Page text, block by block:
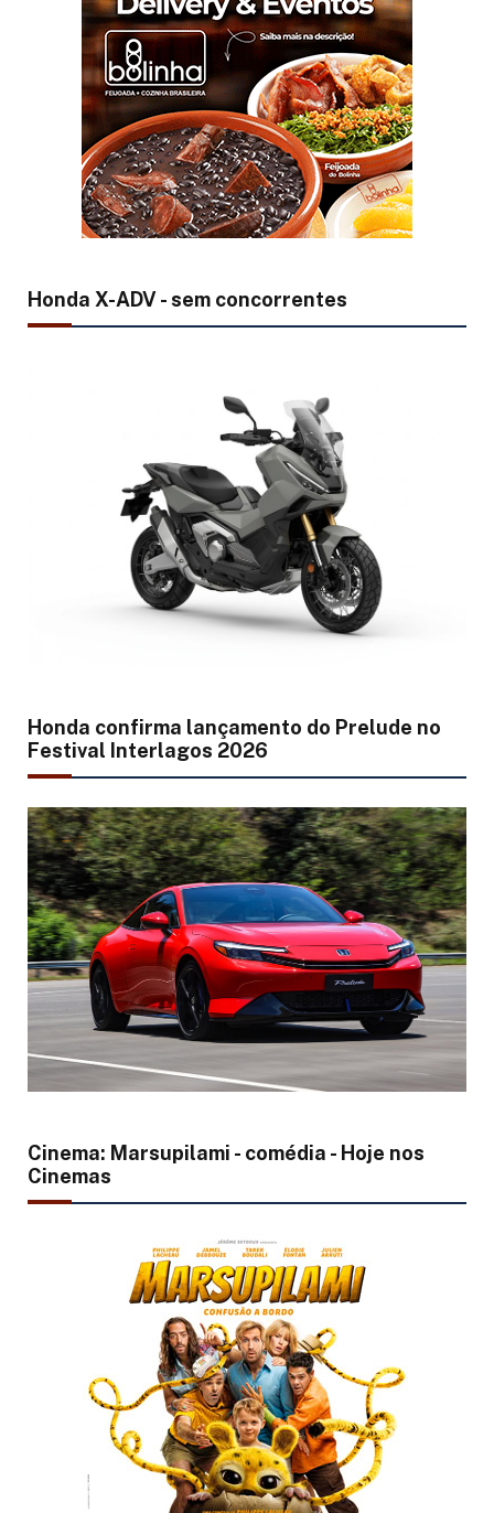
Honda X-ADV - sem concorrentes
Honda confirma lançamento do Prelude no
Festival Interlagos 2026
Cinema: Marsupilami - comédia - Hoje nos
Cinemas